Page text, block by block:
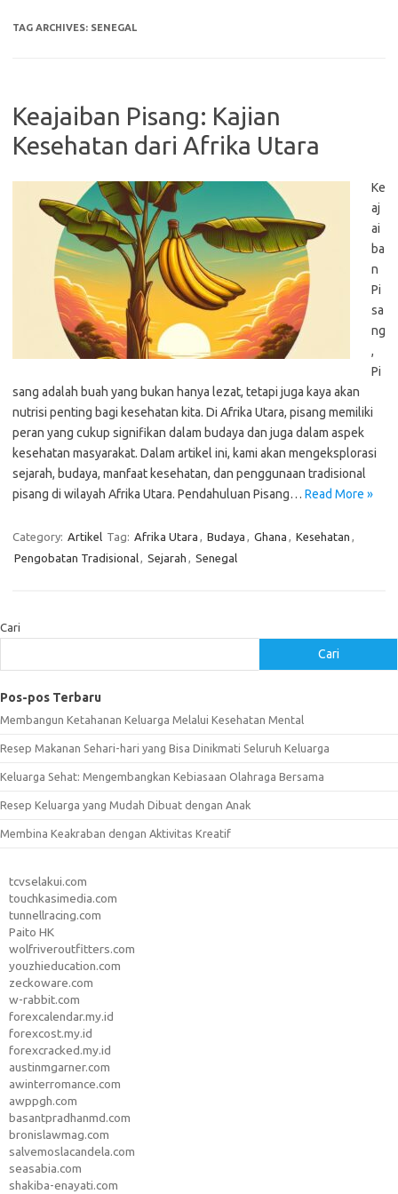
TAG ARCHIVES: SENEGAL
Keajaiban Pisang: Kajian
Kesehatan dari Afrika Utara
Ke
aj
ai
ba
n
Pi
sa
ng
,
Pi
sang adalah buah yang bukan hanya lezat, tetapi juga kaya akan
nutrisi penting bagi kesehatan kita. Di Afrika Utara, pisang memiliki
peran yang cukup signifikan dalam budaya dan juga dalam aspek
kesehatan masyarakat. Dalam artikel ini, kami akan mengeksplorasi
sejarah, budaya, manfaat kesehatan, dan penggunaan tradisional
pisang di wilayah Afrika Utara. Pendahuluan Pisang… Read More »
Category: Artikel Tag: Afrika Utara , Budaya , Ghana , Kesehatan ,
Pengobatan Tradisional, Sejarah , Senegal
Cari
Cari
Pos-pos Terbaru
Membangun Ketahanan Keluarga Melalui Kesehatan Mental
Resep Makanan Sehari-hari yang Bisa Dinikmati Seluruh Keluarga
Keluarga Sehat: Mengembangkan Kebiasaan Olahraga Bersama
Resep Keluarga yang Mudah Dibuat dengan Anak
Membina Keakraban dengan Aktivitas Kreatif
tcvselakui.com
touchkasimedia.com
tunnellracing.com
Paito HK
wolfriveroutfitters.com
youzhieducation.com
zeckoware.com
w-rabbit.com
forexcalendar.my.id
forexcost.my.id
forexcracked.my.id
austinmgarner.com
awinterromance.com
awppgh.com
basantpradhanmd.com
bronislawmag.com
salvemoslacandela.com
seasabia.com
shakiba-enayati.com